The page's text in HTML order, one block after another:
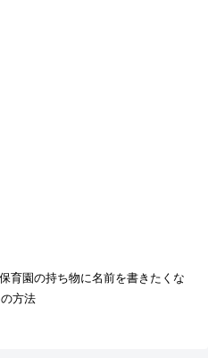
保育園の持ち物に名前を書きたくな
方法